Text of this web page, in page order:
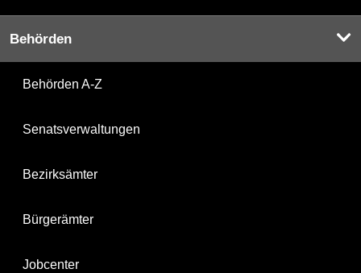
Behörden
Behörden A-Z
Senatsverwaltungen
Bezirksämter
Bürgerämter
Jobcenter